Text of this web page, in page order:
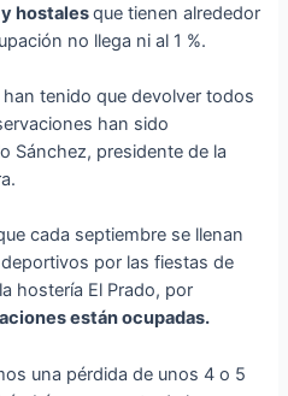
hostalesque tienen alrededor
no llega ni al 1 %.
tenido que devolver todos
han sido
Sánchez, presidente de la
cada septiembre se llenan
por las fiestas de
hostería El Prado, por
están ocupadas.
una pérdida de unos 4 o 5